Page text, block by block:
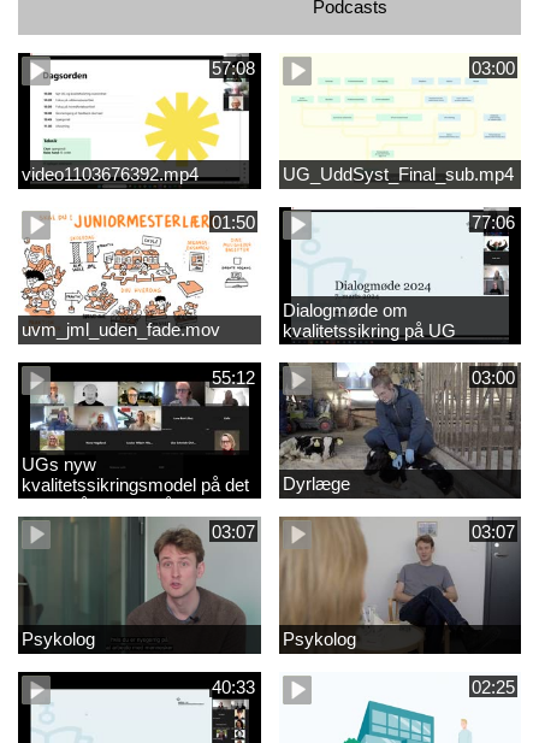
Podcasts
57:08
video1103676392.mp4
03:00
UG_UddSyst_Final_sub.mp4
01:50
uvm_jml_uden_fade.mov
77:06
Dialogmøde om
kvalitetssikring på UG
55:12
UGs nyw
kvalitetssikringsmodel på det
videregående område
03:00
Dyrlæge
03:07
Psykolog
03:07
Psykolog
40:33 02:25